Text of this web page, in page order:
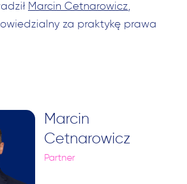
Marcin Cetnarowicz,
za praktykę prawa
Marcin
Cetnarowicz
Partner